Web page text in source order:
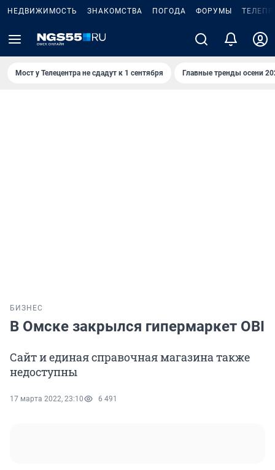
НЕДВИЖИМОСТЬ ЗНАКОМСТВА ПОГОДА ФОРУМЫ
Мост у Телецентра не сдадут к 1 сентября Главные тренды осени
БИЗНЕС
В Омске закрылся гипермаркет OBI
Сайт и единая справочная магазина также
недоступны
17 марта 2022, 23:10 6 491